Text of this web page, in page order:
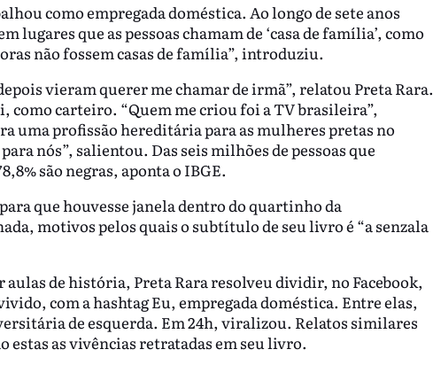
como empregada doméstica. Ao longo de sete anos
lugares que as pessoas chamam de ‘casa de família’, como
não fossem casas de família”, introduziu.
vieram querer me chamar de irmã”, relatou Preta Rara.
como carteiro. “Quem me criou foi a TV brasileira”,
uma profissão hereditária para as mulheres pretas no
nós”, salientou. Das seis milhões de pessoas que
são negras, aponta o IBGE.
que houvesse janela dentro do quartinho da
motivos pelos quais o subtítulo de seu livro é “a senzala
aulas de história, Preta Rara resolveu dividir, no Facebook,
com a hashtag Eu, empregada doméstica. Entre elas,
de esquerda. Em 24h, viralizou. Relatos similares
estas as vivências retratadas em seu livro.